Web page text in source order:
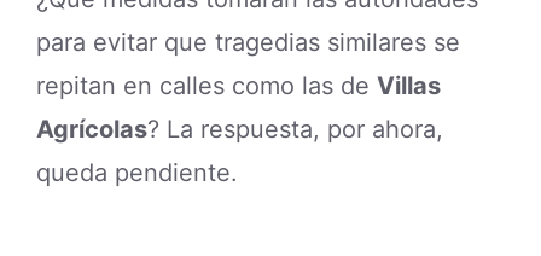
para evitar que tragedias similares se
repitan en calles como las de Villas
Agrícolas? La respuesta, por ahora,
queda pendiente.